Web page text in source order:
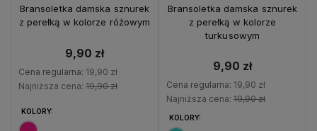
Bransoletka damska sznurek
z perełką w kolorze różowym
9,90 zł
Cena regularna: 19,90 zł
Najniższa cena: 19,90 zł
KOLORY:
Bransoletka damska sznurek
z perełką w kolorze
turkusowym
9,90 zł
Cena regularna: 19,90 zł
Najniższa cena: 19,90 zł
KOLORY: